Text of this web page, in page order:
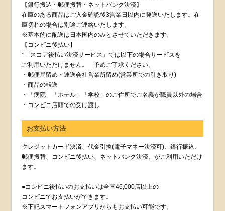
【銀行振込・郵便振替・ネットバンク決済】
在庫のある商品はご入金確認後3営業日以内に発送いたします。在
庫切れの場合は別途ご連絡いたします。
※基本的に配送は日本国内のみとさせていただきます。
【コンビニ後払い】
*「スコア後払い決済サービス」では以下の場合サービスを
ご利用いただけません。 予めご了承ください。
・郵便局留め・運送会社営業所留め(営業所での引き取り)
・商品の転送
・「病院」「ホテル」「学校」のご住所でご名義が職員以外の場合
・コンビニ店頭での受け渡し
お支払い方法
クレジットカード決済、代金引換(電子マネー決済可)、銀行振込、
郵便振替、コンビニ後払い、ネットバンク決済、がご利用いただけ
ます。
●コンビニ後払いのお支払いは全国46,000店以上の
コンビニでお支払いができます。
※下記スマートフォンアプリからもお支払い可能です。